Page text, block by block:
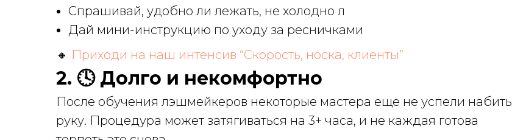
Спрашивай, удобно ли лежать, не холодно л
Дай мини-инструкцию по уходу за ресничками
🔸 Приходи на наш интенсив “Скорость, носка, клиенты”
2. 🕓 Долго и некомфортно
После обучения лэшмейкеров некоторые мастера ещё не успели набить
руку. Процедура может затягиваться на 3+ часа, и не каждая готова